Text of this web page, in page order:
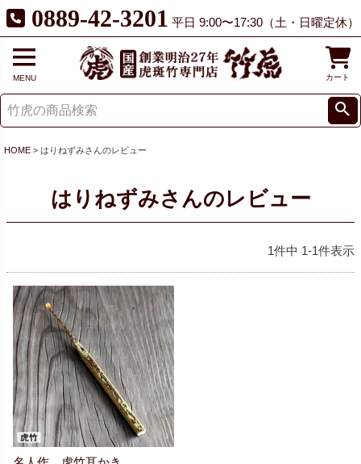
0889-42-3201 平日 9:00〜17:30（土・日曜定休）
MENU カート
HOME はりねずみさんのレビュー
はりねずみさんのレビュー
1件中 1-1件表示